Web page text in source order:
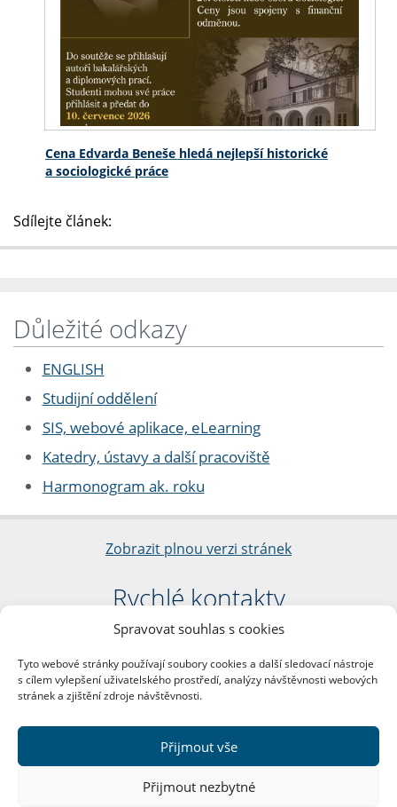
Spravovat souhlas s cookies
Tyto webové stránky používají soubory cookies a další sledovací nástroje
s cílem vylepšení uživatelského prostředí, analýzy návštěvnosti webových
stránek a zjištění zdroje návštěvnosti.
Přijmout vše
Přijmout nezbytné
Cena Edvarda Beneše hledá nejlepší historické
a sociologické práce
Sdílejte článek:
Důležité odkazy
ENGLISH
Studijní oddělení
SIS, webové aplikace, eLearning
Katedry, ústavy a další pracoviště
Harmonogram ak. roku
Zobrazit plnou verzi stránek
Rychlé kontakty
Filozofická fakulta
nám. Jana Palacha 1/2
116 38 Praha 1
DIČ: CZ00216208
Další kontakty